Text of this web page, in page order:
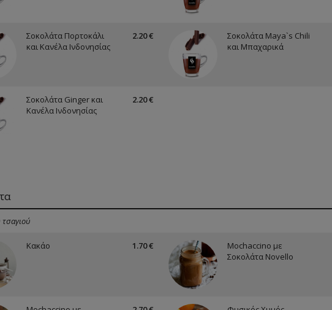
Σοκολάτα Πορτοκάλι
και Κανέλα Ινδονησίας
2.20 €
Σοκολάτα Maya`s Chili
και Μπαχαρικά
Σοκολάτα Ginger και
Κανέλα Ινδονησίας
2.20 €
Κακάο 1.70 €
Mochaccino με
Σοκολάτα Novello